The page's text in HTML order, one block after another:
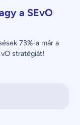
a SEvO
73%-a már a
stratégiát!